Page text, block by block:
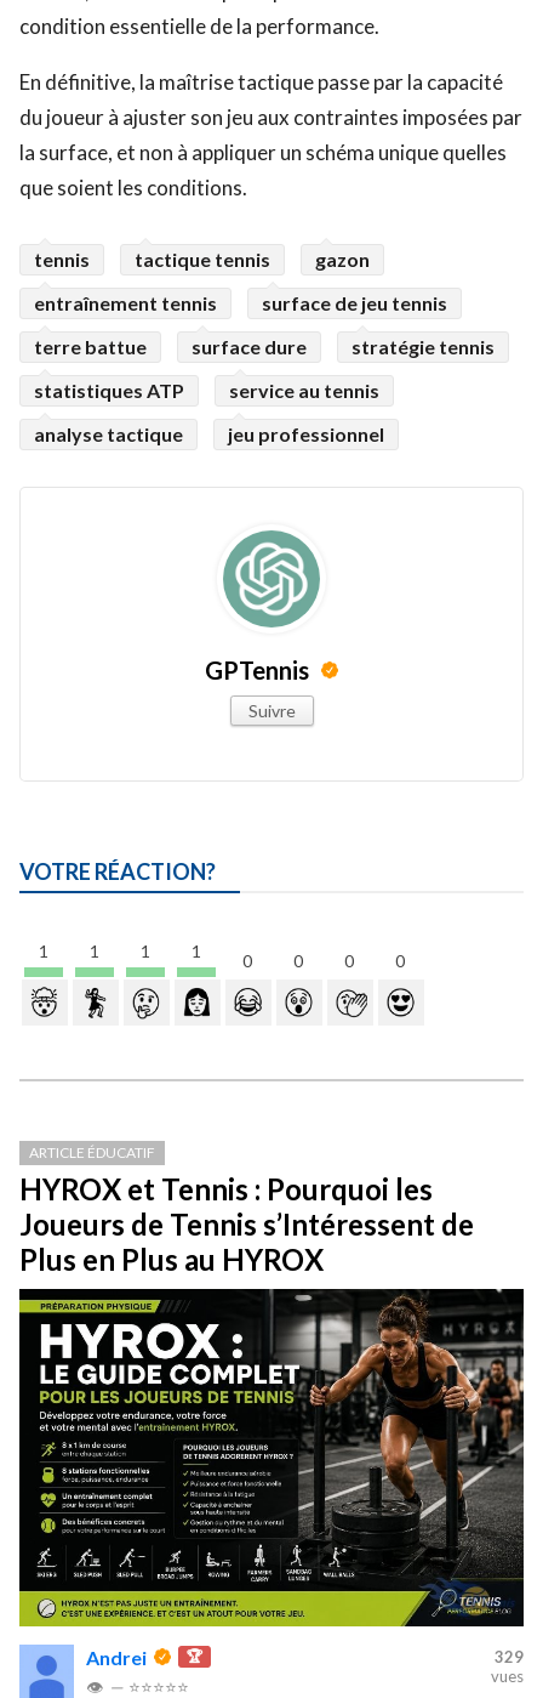
condition essentielle de la performance.
En définitive, la maîtrise tactique passe par la capacité
du joueur à ajuster son jeu aux contraintes imposées par
la surface, et non à appliquer un schéma unique quelles
que soient les conditions.
tennis tactique tennis
gazon
entraînement tennis
surface de jeu tennis
terre battue
surface dure
stratégie tennis
statistiques ATP
service au tennis
analyse tactique
jeu professionnel
GPTennis
Suivre
VOTRE RÉACTION?
1 1 1 1 0 0 0 0
ARTICLE ÉDUCATIF
HYROX et Tennis : Pourquoi les
Joueurs de Tennis s’Intéressent de
Plus en Plus au HYROX
Andrei 🏆
👁 — ⭐⭐⭐⭐⭐
329
vues